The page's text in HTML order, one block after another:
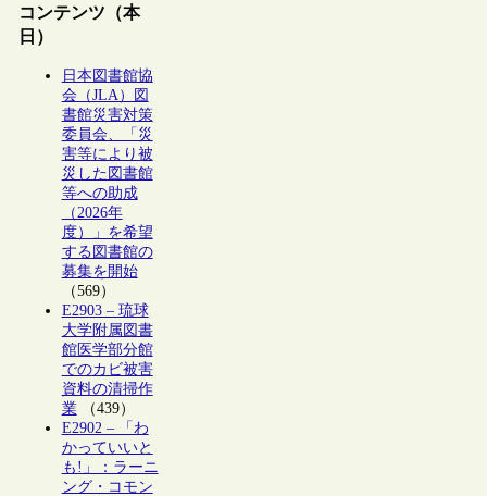
コンテンツ（本
日）
日本図書館協
会（JLA）図
書館災害対策
委員会、「災
害等により被
災した図書館
等への助成
（2026年
度）」を希望
する図書館の
募集を開始
（569）
E2903 – 琉球
大学附属図書
館医学部分館
でのカビ被害
資料の清掃作
業（439）
E2902 – 「わ
かっていいと
も!」：ラーニ
ング・コモン